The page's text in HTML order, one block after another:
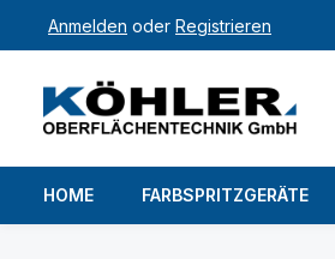
Hauptinhalt springen
Zur Suche springen
Zur Hauptnavigation springen
Anmelden oder Registrieren
HOME FARBSPRITZGERÄTE